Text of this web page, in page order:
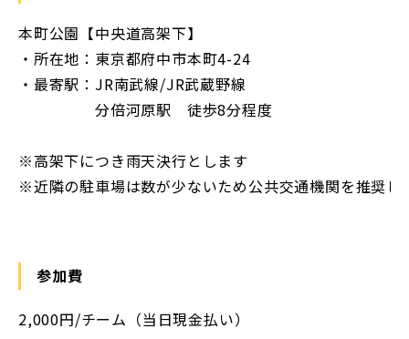
本町公園【中央道高架下】
・所在地：東京都府中市本町4-24
・最寄駅：JR南武線/JR武蔵野線
分倍河原駅 徒歩8分程度
※高架下につき雨天決行とします
※近隣の駐車場は数が少ないため公共交通機関を推奨し
参加費
2,000円/チーム（当日現金払い）